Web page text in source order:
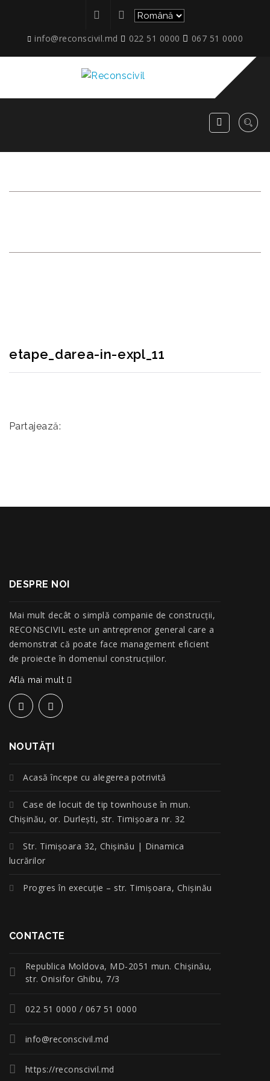
info@reconscivil.md 022 51 0000 067 51 0000
etape_darea-in-expl_11
Partajează:
DESPRE NOI
Mai mult decât o simplă companie de construcţii,
RECONSCIVIL este un antreprenor general care a
demonstrat că poate face management eficient
de proiecte în domeniul construcțiilor.
Află mai mult
NOUTĂŢI
Acasă începe cu alegerea potrivită
Case de locuit de tip townhouse în mun.
Chișinău, or. Durlești, str. Timișoara nr. 32
Str. Timișoara 32, Chișinău | Dinamica
lucrărilor
Progres în execuție – str. Timișoara, Chișinău
CONTACTE
Republica Moldova, MD-2051 mun. Chişinău,
str. Onisifor Ghibu, 7/3
022 51 0000 / 067 51 0000
info@reconscivil.md
https://reconscivil.md